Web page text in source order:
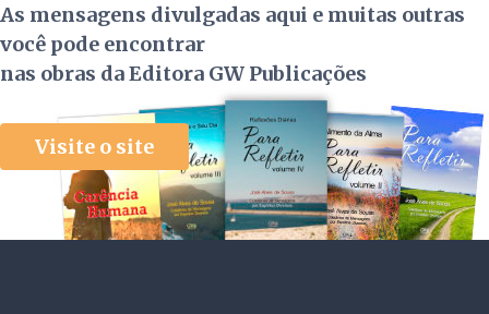
As mensagens divulgadas aqui e muitas outras
você pode encontrar
nas obras da Editora GW Publicações
Visite o site